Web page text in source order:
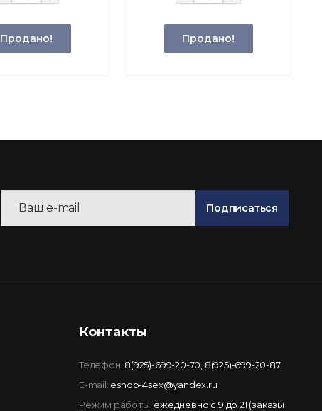
Продано! Продано!
Подписаться
Контакты
Телефон: 8(925)-699-20-70 8(925)-699-20-87
E-mail: eshop-4sex@yandex.ru
Режим работы: ежедневно с 9 до 21 (заказы